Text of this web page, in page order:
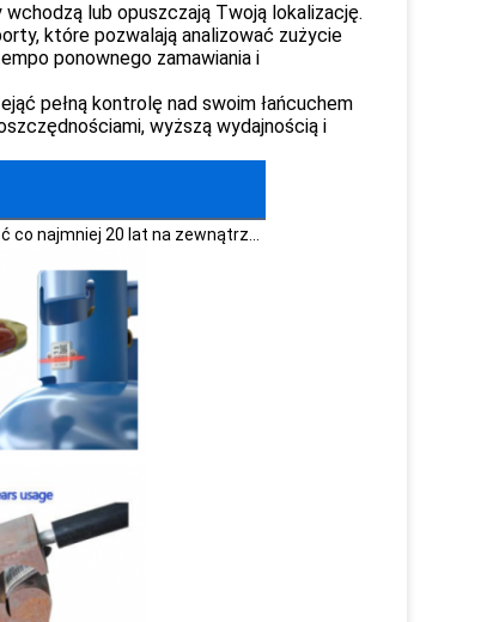
lub opuszczają Twoją lokalizację.
które pozwalają analizować zużycie
ponownego zamawiania i
pełną kontrolę nad swoim łańcuchem
wyższą wydajnością i
najmniej 20 lat na zewnątrz...